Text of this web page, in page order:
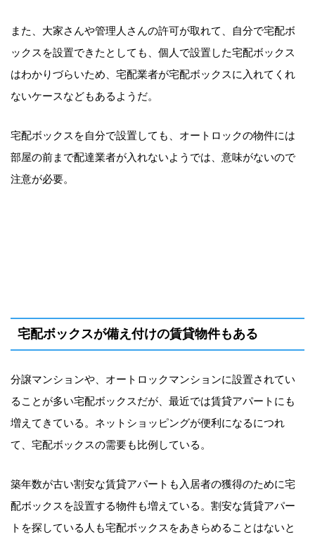
また、大家さんや管理人さんの許可が取れて、自分で宅配ボ
ックスを設置できたとしても、個人で設置した宅配ボックス
はわかりづらいため、宅配業者が宅配ボックスに入れてくれ
ないケースなどもあるようだ。
宅配ボックスを自分で設置しても、オートロックの物件には
部屋の前まで配達業者が入れないようでは、意味がないので
注意が必要。
宅配ボックスが備え付けの賃貸物件もある
分譲マンションや、オートロックマンションに設置されてい
ることが多い宅配ボックスだが、最近では賃貸アパートにも
増えてきている。ネットショッピングが便利になるにつれ
て、宅配ボックスの需要も比例している。
築年数が古い割安な賃貸アパートも入居者の獲得のために宅
配ボックスを設置する物件も増えている。割安な賃貸アパー
トを探している人も宅配ボックスをあきらめることはないと